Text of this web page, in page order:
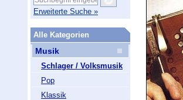
Erweiterte Suche »
Alle Kategorien
Musik
Schlager / Volksmusik
Pop
Klassik